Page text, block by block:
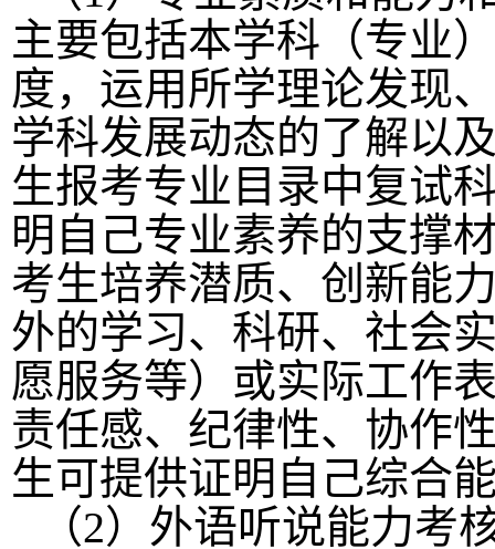
主要包括本学科（专业
度，运用所学理论发现
学科发展动态的了解以
生报考专业目录中复试
明自己专业素养的支撑
考生培养潜质、创新能
外的学习、科研、社会
愿服务等）或实际工作
责任感、纪律性、协作
生可提供证明自己综合
（2）外语听说能力考